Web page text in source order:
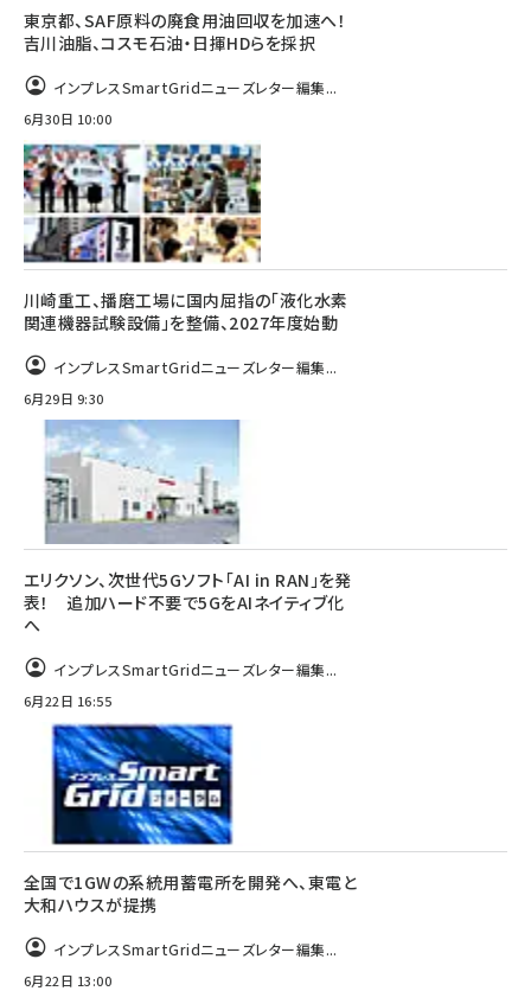
東京都、SAF原料の廃食用油回収を加速へ！
吉川油脂、コスモ石油・日揮HDらを採択
インプレスSmartGridニューズレター編集...
6月30日 10:00
川崎重工、播磨工場に国内屈指の「液化水素
関連機器試験設備」を整備、2027年度始動
インプレスSmartGridニューズレター編集...
6月29日 9:30
エリクソン、次世代5Gソフト「AI in RAN」を発
表！ 追加ハード不要で5GをAIネイティブ化
へ
インプレスSmartGridニューズレター編集...
6月22日 16:55
全国で1GWの系統用蓄電所を開発へ、東電と
大和ハウスが提携
インプレスSmartGridニューズレター編集...
6月22日 13:00